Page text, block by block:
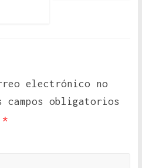
electrónico no
campos obligatorios
*